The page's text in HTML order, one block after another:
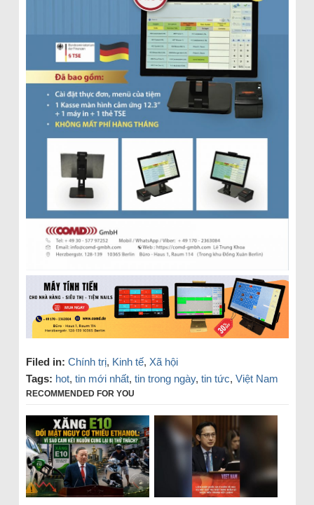
Filed in: Chính trị, Kinh tế, Xã hội
Tags: hot, tin mới nhất, tin trong ngày, tin tức, Việt Nam
RECOMMENDED FOR YOU